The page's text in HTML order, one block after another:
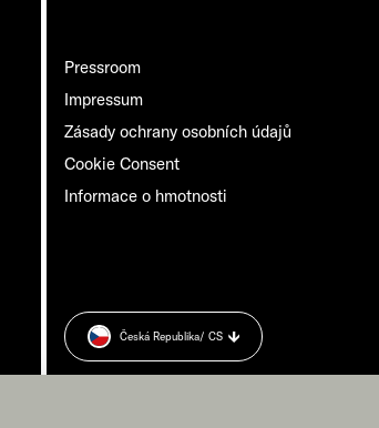
Pressroom
Impressum
Zásady ochrany osobních údajů
Cookie Consent
Informace o hmotnosti
Česká Republika/ CS